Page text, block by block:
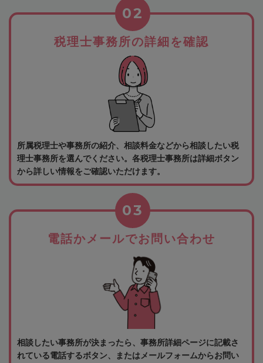
税理士事務所の詳細を確認
02
所属税理士や事務所の紹介、相談料金などから相談したい税
理士事務所を選んでください。各税理士事務所は詳細ボタン
から詳しい情報をご確認いただけます。
電話かメールでお問い合わせ
03
相談したい事務所が決まったら、事務所詳細ページに記載さ
れている電話するボタン、またはメールフォームからお問い